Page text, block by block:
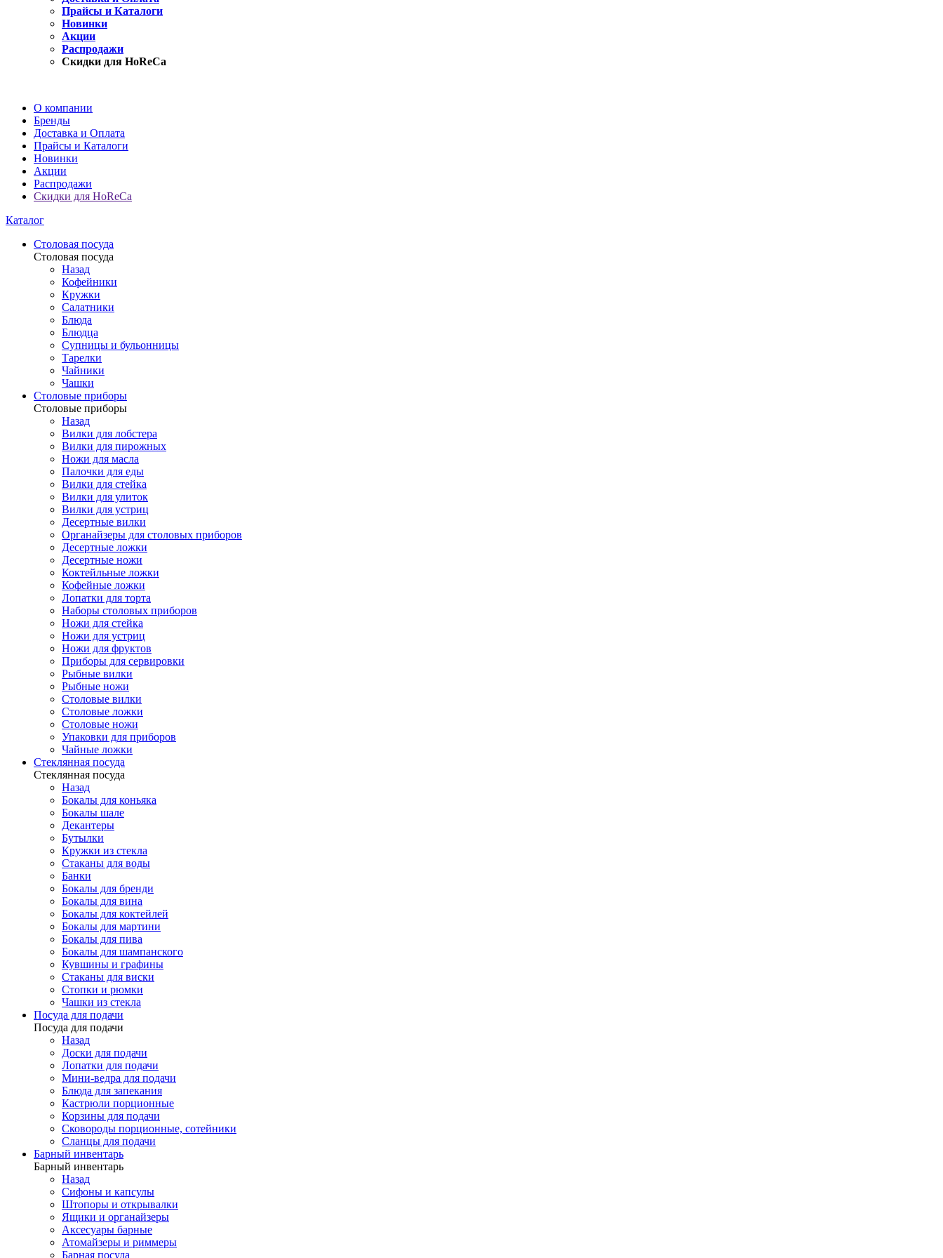
Прайсы и Каталоги
Новинки
Акции
Распродажи
Скидки для HoReCa
О компании
Бренды
Доставка и Оплата
Прайсы и Каталоги
Новинки
Акции
Распродажи
Скидки для HoReCa
Каталог
Столовая посуда
Столовая посуда
Назад
Кофейники
Кружки
Салатники
Блюда
Блюдца
Супницы и бульонницы
Тарелки
Чайники
Чашки
Cтоловые приборы
Cтоловые приборы
Назад
Вилки для лобстера
Вилки для пирожных
Ножи для масла
Палочки для еды
Вилки для стейка
Вилки для улиток
Вилки для устриц
Десертные вилки
Органайзеры для столовых приборов
Десертные ложки
Десертные ножи
Коктейльные ложки
Кофейные ложки
Лопатки для торта
Наборы столовых приборов
Ножи для стейка
Ножи для устриц
Ножи для фруктов
Приборы для сервировки
Рыбные вилки
Рыбные ножи
Столовые вилки
Столовые ложки
Столовые ножи
Упаковки для приборов
Чайные ложки
Стеклянная посуда
Стеклянная посуда
Назад
Бокалы для коньяка
Бокалы шале
Декантеры
Бутылки
Кружки из стекла
Стаканы для воды
Банки
Бокалы для бренди
Бокалы для вина
Бокалы для коктейлей
Бокалы для мартини
Бокалы для пива
Бокалы для шампанского
Кувшины и графины
Стаканы для виски
Стопки и рюмки
Чашки из стекла
Посуда для подачи
Посуда для подачи
Назад
Доски для подачи
Лопатки для подачи
Мини-ведра для подачи
Блюда для запекания
Кастрюли порционные
Корзины для подачи
Сковороды порционные, сотейники
Сланцы для подачи
Барный инвентарь
Барный инвентарь
Назад
Сифоны и капсулы
Штопоры и открывалки
Ящики и органайзеры
Аксесуары барные
Атомайзеры и риммеры
Барная посуда